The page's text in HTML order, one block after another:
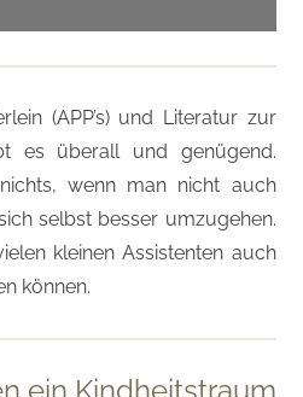
(APP’s) und Literatur zur
es überall und genügend.
wenn man nicht auch
selbst besser umzugehen.
kleinen Assistenten auch
können.